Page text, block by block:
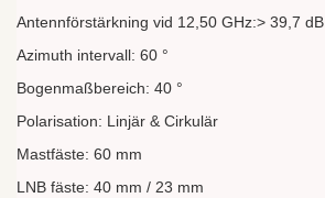
Antennförstärkning vid 12,50 GHz:> 39,7 dB
Azimuth intervall: 60 °
Bogenmaßbereich: 40 °
Polarisation: Linjär & Cirkulär
Mastfäste: 60 mm
LNB fäste: 40 mm / 23 mm